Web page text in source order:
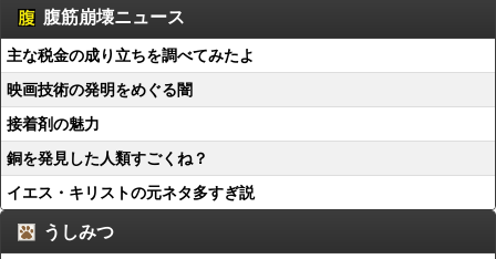
腹筋崩壊ニュース
主な税金の成り立ちを調べてみたよ
映画技術の発明をめぐる闇
接着剤の魅力
銅を発見した人類すごくね？
イエス・キリストの元ネタ多すぎ説
うしみつ